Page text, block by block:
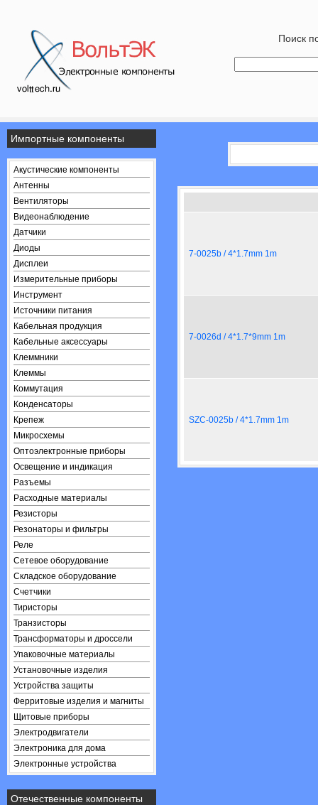
Поиск
Импортные компоненты
Акустические компоненты
Антенны
Вентиляторы
Видеонаблюдение
Датчики
Диоды
Дисплеи
Измерительные приборы
Инструмент
Источники питания
Кабельная продукция
Кабельные аксессуары
Клеммники
Клеммы
Коммутация
Конденсаторы
Крепеж
Микросхемы
Оптоэлектронные приборы
Освещение и индикация
Разъемы
Расходные материалы
Резисторы
Резонаторы и фильтры
Реле
Сетевое оборудование
Складское оборудование
Счетчики
Тиристоры
Транзисторы
Трансформаторы и дроссели
Упаковочные материалы
Установочные изделия
Устройства защиты
Ферритовые изделия и магниты
Щитовые приборы
Электродвигатели
Электроника для дома
Электронные устройства
Отечественные компоненты
7-0025b / 4*1.7mm 1m
7-0026d / 4*1.7*9mm 1m
SZC-0025b / 4*1.7mm 1m